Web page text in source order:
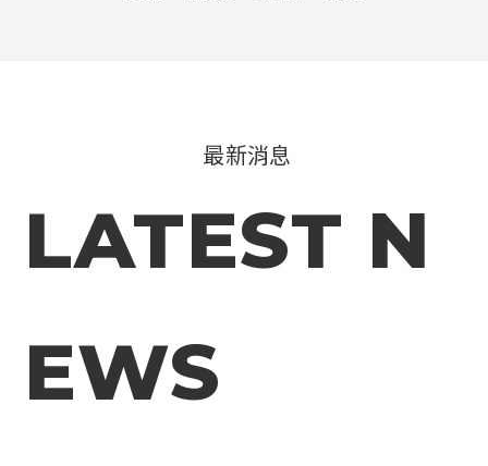
最新消息
LATEST N
EWS